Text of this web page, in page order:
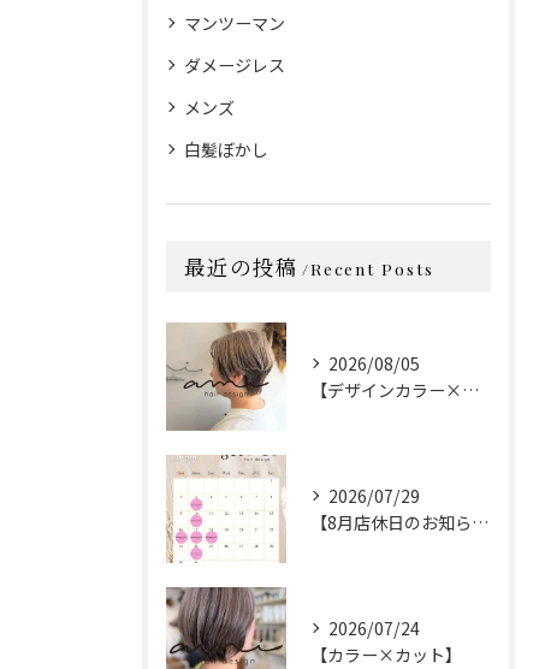
マンツーマン
ダメージレス
メンズ
白髪ぼかし
最近の投稿 Recent Posts
2026/08/05
【デザインカラー×カット】
2026/07/29
【8月店休日のお知らせ】
2026/07/24
【カラー×カット】